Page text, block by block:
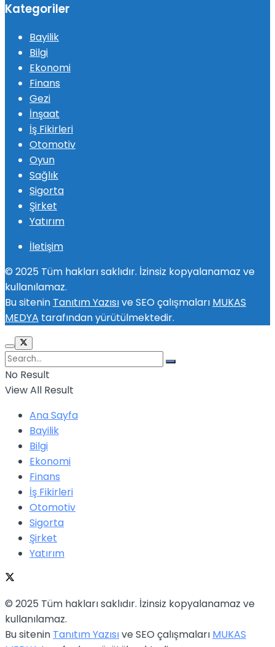
Kategoriler
Bayilik
Bilgi
Ekonomi
Finans
Gezi
İnşaat
İş Fikirleri
Otomotiv
Oyun
Sağlık
Sigorta
Şirket
Yatırım
İletişim
© 2025 Tüm hakları saklıdır. İzinsiz kopyalanamaz ve
kullanılamaz.
Bu sitenin Tanıtım Yazısıve SEO çalışmaları MUKAS
MEDYA tarafından yürütülmektedir.
No Result
View All Result
Ana Sayfa
Bayilik
Bilgi
Ekonomi
Finans
İş Fikirleri
Otomotiv
Sigorta
Şirket
Yatırım
© 2025 Tüm hakları saklıdır. İzinsiz kopyalanamaz ve
kullanılamaz.
Bu sitenin Tanıtım Yazısıve SEO çalışmaları MUKAS